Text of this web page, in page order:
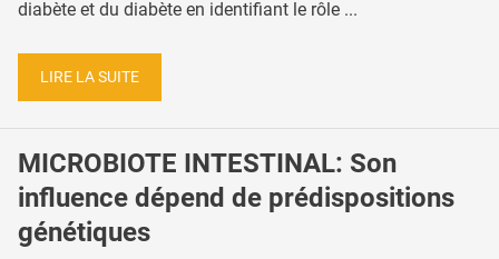
diabète et du diabète en identifiant le rôle ...
LIRE LA SUITE
MICROBIOTE INTESTINAL: Son
influence dépend de prédispositions
génétiques